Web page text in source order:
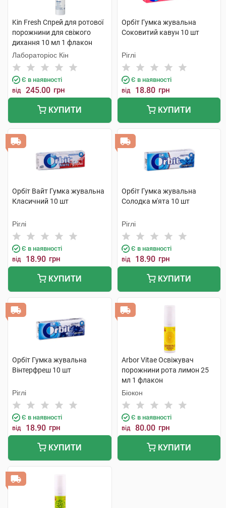
Kin Fresh Спрей для ротової
порожнини для свіжого
дихання 10 мл 1 флакон
Лабораторіос Кін
Є в наявності
від 245.00 грн
КУПИТИ
Орбіт Гумка жувальна
Соковитий кавун 10 шт
Ріглі
Є в наявності
від 18.80 грн
КУПИТИ
Орбіт Вайт Гумка жувальна
Класичний 10 шт
Ріглі
Є в наявності
від 18.90 грн
КУПИТИ
Орбіт Гумка жувальна
Солодка м'ята 10 шт
Ріглі
Є в наявності
від 18.90 грн
КУПИТИ
Орбіт Гумка жувальна
Вінтерфреш 10 шт
Ріглі
Є в наявності
від 18.90 грн
КУПИТИ
Arbor Vitae Освіжувач
порожнини рота лимон 25
мл 1 флакон
Біокон
Є в наявності
від 80.00 грн
КУПИТИ